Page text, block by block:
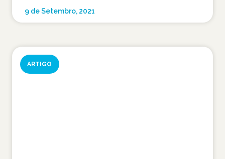
9 de Setembro, 2021
ARTIGO